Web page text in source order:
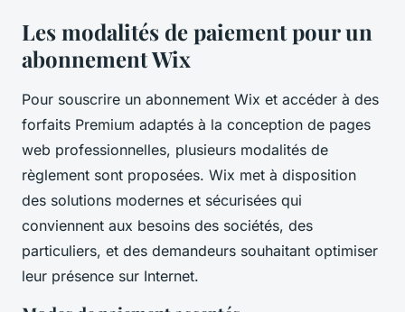
Les modalités de paiement pour un
abonnement Wix
Pour souscrire un abonnement Wix et accéder à des
forfaits Premium adaptés à la conception de pages
web professionnelles, plusieurs modalités de
règlement sont proposées. Wix met à disposition
des solutions modernes et sécurisées qui
conviennent aux besoins des sociétés, des
particuliers, et des demandeurs souhaitant optimiser
leur présence sur Internet.